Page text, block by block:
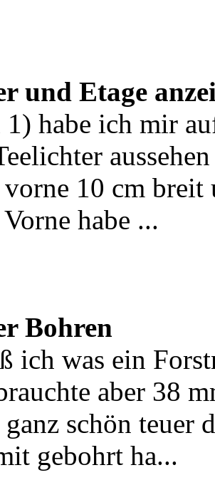
und Etage
habe ich mir
10 cm
habe ...
Bohren
ich was ein
aber 38
schön teuer
gebohrt ha...